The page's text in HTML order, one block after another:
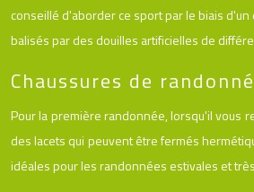
conseillé d'aborder ce sport par le biais
balisés par des douilles artificielles de
Chaussures de
Pour la première randonnée, lorsqu'il vous
des lacets qui peuvent être fermés
idéales pour les randonnées estivales et